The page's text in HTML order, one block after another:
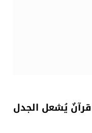
يُشعل الجدل